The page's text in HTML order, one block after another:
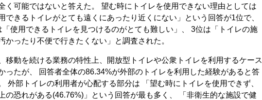
く可能ではないと答えた。 望む時にトイレを使用できない理由としては
用できるトイレがとても遠くにあったり近くにない」という回答が1位で、
「使用できるトイレを見つけるのがとても難しい」、 3位は「トイレの施
かったり不便で行きたくない」と調査された。
移動を続ける業務の特性上、開放型トイレや公衆トイレを利用するケース
ったが、 回答者全体の86.34%が外部のトイレを利用した経験があると答
外部トイレの利用者が心配する部分は 「望む時にトイレを使用できず、
の恐れがある(46.76%)」という回答が最も多く、 「非衛生的な施設で健